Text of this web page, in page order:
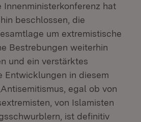
Innenministerkonferenz hat
beschlossen, die
um extremistische
Bestrebungen weiterhin
und ein verstärktes
Entwicklungen in diesem
egal ob von
von Islamisten
ist definitiv